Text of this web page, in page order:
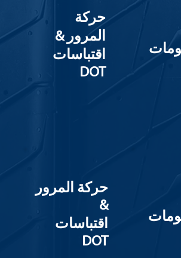
حركة
المرور &
اقتباسات
DOT
حركة المرور
&
اقتباسات
DOT